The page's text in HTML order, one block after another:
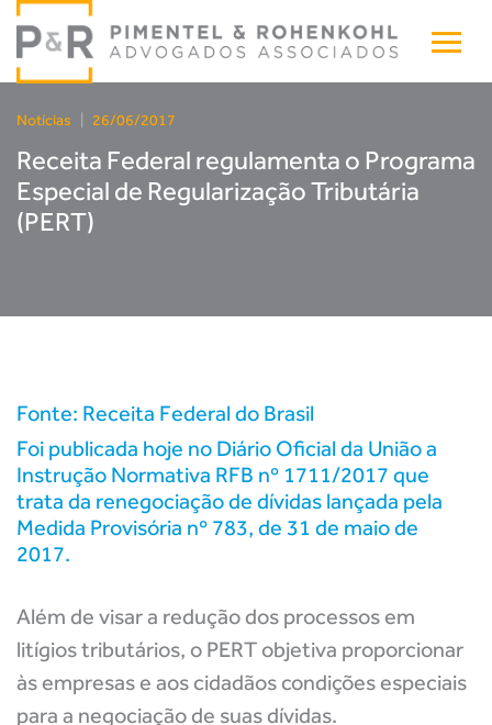
Notícias 26/06/2017
Receita Federal regulamenta o Programa
Especial de Regularização Tributária
(PERT)
Fonte: Receita Federal do Brasil
Foi publicada hoje no Diário Oficial da União a
Instrução Normativa RFB nº 1711/2017 que
trata da renegociação de dívidas lançada pela
Medida Provisória nº 783, de 31 de maio de
2017.
Além de visar a redução dos processos em
litígios tributários, o PERT objetiva proporcionar
às empresas e aos cidadãos condições especiais
para a negociação de suas dívidas.